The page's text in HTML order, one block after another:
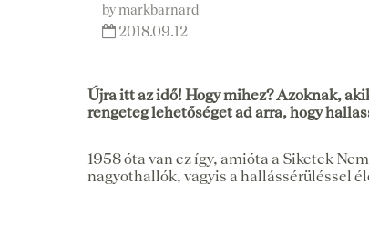
by markbarnard
2018.09.12
Újra itt az idő! Hogy mihez? Azoknak,
rengeteg lehetőséget ad arra, hogy
1958 óta van ez így, amióta a Siketek
nagyothallók, vagyis a hallássérüléssel